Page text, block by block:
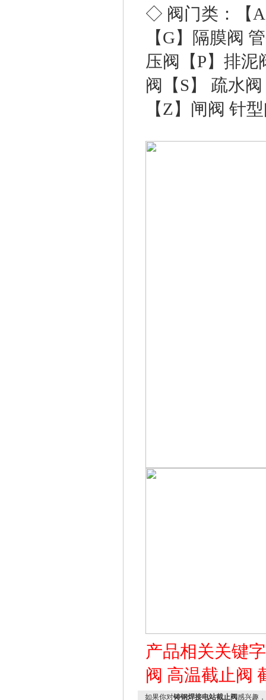
◇ 阀门类：
【
【G】
隔膜阀
压阀 【P】 排泥
阀 【S】 疏水阀
【Z】 闸阀 针
产品相关关键
阀 高温截止阀
如果你对铸钢焊接电站截止阀感兴趣